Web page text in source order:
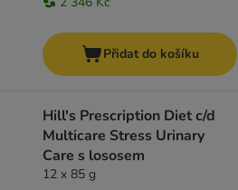
Přidat do košíku
Hill's Prescription Diet c/d
Multicare Stress Urinary
Care s lososem
12 x 85 g